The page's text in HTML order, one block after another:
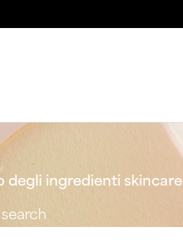
degli ingredienti skincare